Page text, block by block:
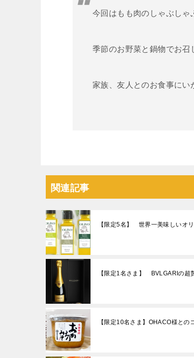
今回はもも肉のしゃぶしゃ
季節のお野菜と鍋物でお召
家族、友人とのお食事にい
関連記事
【限定5名】 世界一美味しいオ
【限定1名さま】 BVLGARIの超
【限定10名さま】OHACO様との